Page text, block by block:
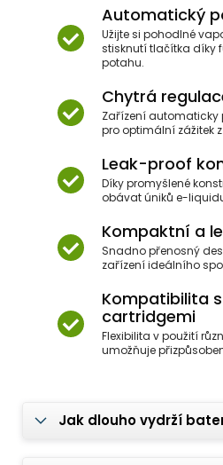
Automatický
Užijte si pohodlné
stisknutí tlačítka díky
potahu.
Chytrá
Zařízení automaticky
pro optimální zážitek
Leak-proof
Díky promyšlené
obávat úniků e-
Kompaktní a
Snadno přenosný
zařízení ideálního
Kompatibilita
cartridgemi
Flexibilita v použití
umožňuje
Jak dlouho vydrží